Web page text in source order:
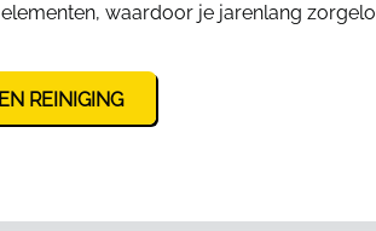
waardoor je jarenlang
REINIGING